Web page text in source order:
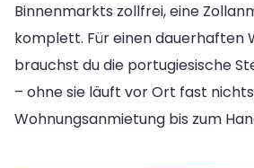
Binnenmarkts zollfrei, eine
komplett. Für einen dauerhaften
brauchst du die portugiesische
– ohne sie läuft vor Ort fast
Wohnungsanmietung bis zum